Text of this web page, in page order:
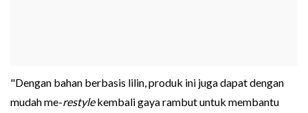
"Dengan bahan berbasis lilin, produk ini juga dapat dengan
mudah me-restylekembali gaya rambut untuk membantu